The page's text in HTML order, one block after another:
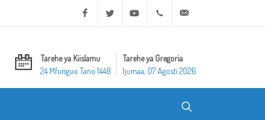
Facebook Twitter Youtube +20 2 25970400
Tarehe ya Kiislamu
24 Mfunguo Tano 1448
Tarehe ya Gregoria
Ijumaa, 07 Agosti 2026